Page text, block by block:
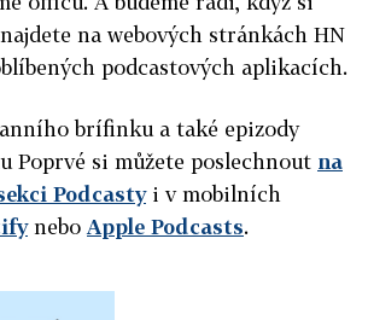
na webových stránkách HN
podcastových aplikacích.
brífinku a také epizody
Poprvé si můžete poslechnout na
Podcastyi v mobilních
nebo Apple Podcasts.